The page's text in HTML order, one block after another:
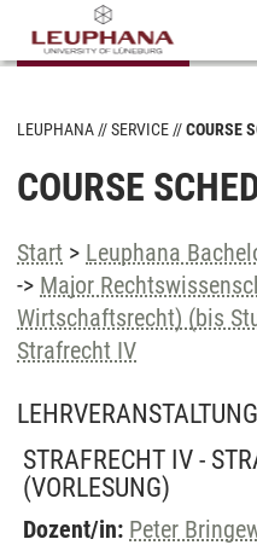
LEUPHANA SERVICE COURSE
COURSE
Start > Leuphana
-> Major
Wirtschaftsrecht) (bis
Strafrecht IV
STRAFRECHT IV -
(VORLESUNG)
Dozent/in: Peter